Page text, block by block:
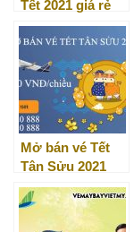
Tết 2021 giá rẻ
nhất
Mở bán vé Tết
Tân Sửu 2021
chỉ từ 509.000
VNĐ/chiều